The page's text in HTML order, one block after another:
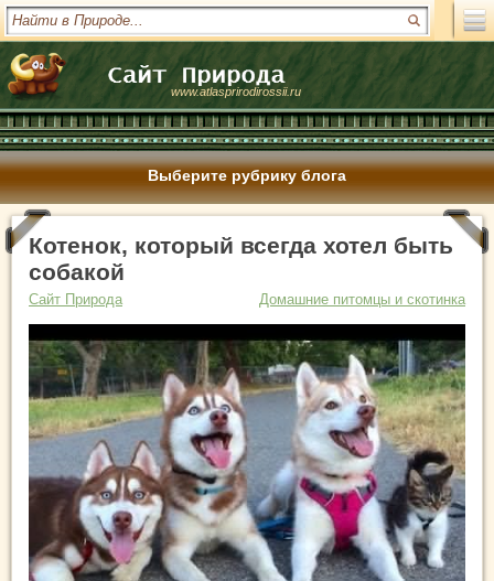
www.atlasprirodirossii.ru
Выберите рубрику блога
Котенок, который всегда хотел быть
собакой
Сайт Природа Домашние питомцы и скотинка